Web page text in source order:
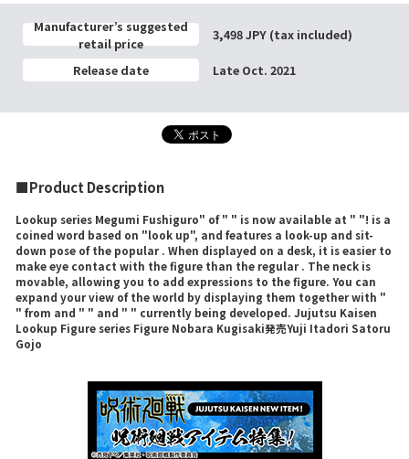
Manufacturer’s suggested
retail price
3,498 JPY (tax included)
Release date Late Oct. 2021
■Product Description
Lookup series Megumi Fushiguro" of " " is now available at " "! is a
coined word based on "look up", and features a look-up and sit-
down pose of the popular . When displayed on a desk, it is easier to
make eye contact with the figure than the regular . The neck is
movable, allowing you to add expressions to the figure. You can
expand your view of the world by displaying them together with "
" from and " " and " " currently being developed. Jujutsu Kaisen
Lookup Figure series Figure Nobara Kugisaki発売Yuji Itadori Satoru
Gojo